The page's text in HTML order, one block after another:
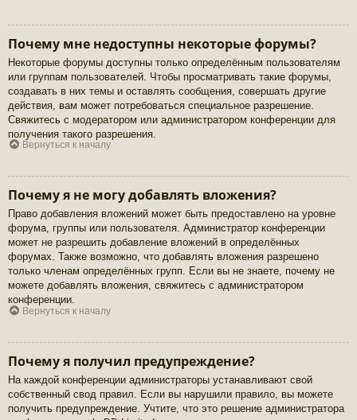
Почему мне недоступны некоторые форумы?
Некоторые форумы доступны только определённым пользователям
или группам пользователей. Чтобы просматривать такие форумы,
создавать в них темы и оставлять сообщения, совершать другие
действия, вам может потребоваться специальное разрешение.
Свяжитесь с модератором или администратором конференции для
получения такого разрешения.
Вернуться к началу
Почему я не могу добавлять вложения?
Право добавления вложений может быть предоставлено на уровне
форума, группы или пользователя. Администратор конференции
может не разрешить добавление вложений в определённых
форумах. Также возможно, что добавлять вложения разрешено
только членам определённых групп. Если вы не знаете, почему не
можете добавлять вложения, свяжитесь с администратором
конференции.
Вернуться к началу
Почему я получил предупреждение?
На каждой конференции администраторы устанавливают свой
собственный свод правил. Если вы нарушили правило, вы можете
получить предупреждение. Учтите, что это решение администратора